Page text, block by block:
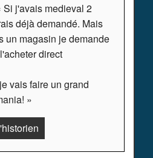
Si j'avais medieval 2
déjà demandé. Mais
un magasin je demande
direct
vais faire un grand
»